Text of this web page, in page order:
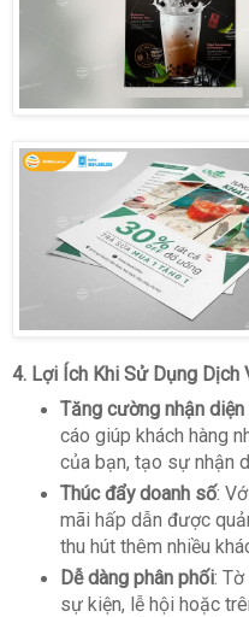
4. Lợi Ích Khi Sử Dụng Dịch
Tăng cường nhận
cáo giúp khách hàng
của bạn, tạo sự nhận
Thúc đẩy doanh số:
mãi hấp dẫn được
thu hút thêm nhiều
Dễ dàng phân phối:
sự kiện, lễ hội hoặc